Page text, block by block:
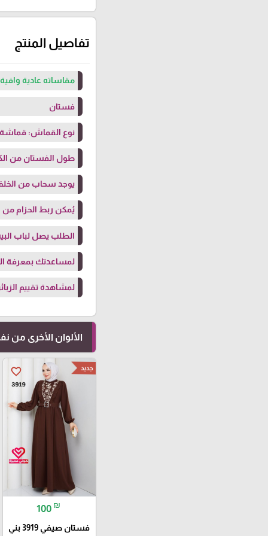
تفاصيل المنتج
مقاساته عادية
فستان
نوع القماش:
طول الفستان من الكتف 150 سم (بلبس
يوجد سحاب من
يُمكن ربط الحزام من
الطلب يصل لباب
لمساعدتك بمعرفة
لمشاهدة تقييم
الألوان الأخرى من
favorite_border جديد
100 ₪
فستان صيفي 3919 بني